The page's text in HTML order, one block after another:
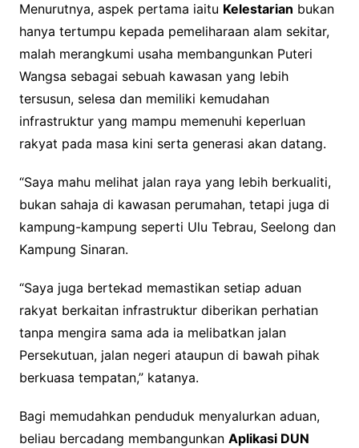
Menurutnya, aspek pertama iaitu Kelestarian bukan
hanya tertumpu kepada pemeliharaan alam sekitar,
malah merangkumi usaha membangunkan Puteri
Wangsa sebagai sebuah kawasan yang lebih
tersusun, selesa dan memiliki kemudahan
infrastruktur yang mampu memenuhi keperluan
rakyat pada masa kini serta generasi akan datang.
“Saya mahu melihat jalan raya yang lebih berkualiti,
bukan sahaja di kawasan perumahan, tetapi juga di
kampung-kampung seperti Ulu Tebrau, Seelong dan
Kampung Sinaran.
“Saya juga bertekad memastikan setiap aduan
rakyat berkaitan infrastruktur diberikan perhatian
tanpa mengira sama ada ia melibatkan jalan
Persekutuan, jalan negeri ataupun di bawah pihak
berkuasa tempatan,” katanya.
Bagi memudahkan penduduk menyalurkan aduan,
beliau bercadang membangunkan Aplikasi DUN